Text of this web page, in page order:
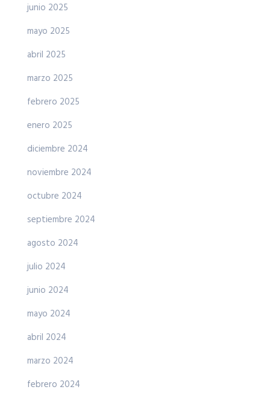
junio 2025
mayo 2025
abril 2025
marzo 2025
febrero 2025
enero 2025
diciembre 2024
noviembre 2024
octubre 2024
septiembre 2024
agosto 2024
julio 2024
junio 2024
mayo 2024
abril 2024
marzo 2024
febrero 2024